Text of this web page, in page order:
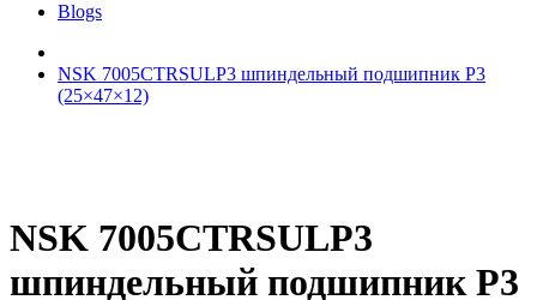
Blogs
NSK 7005CTRSULP3 шпиндельный подшипник P3
(25×47×12)
NSK 7005CTRSULP3
шпиндельный подшипник P3